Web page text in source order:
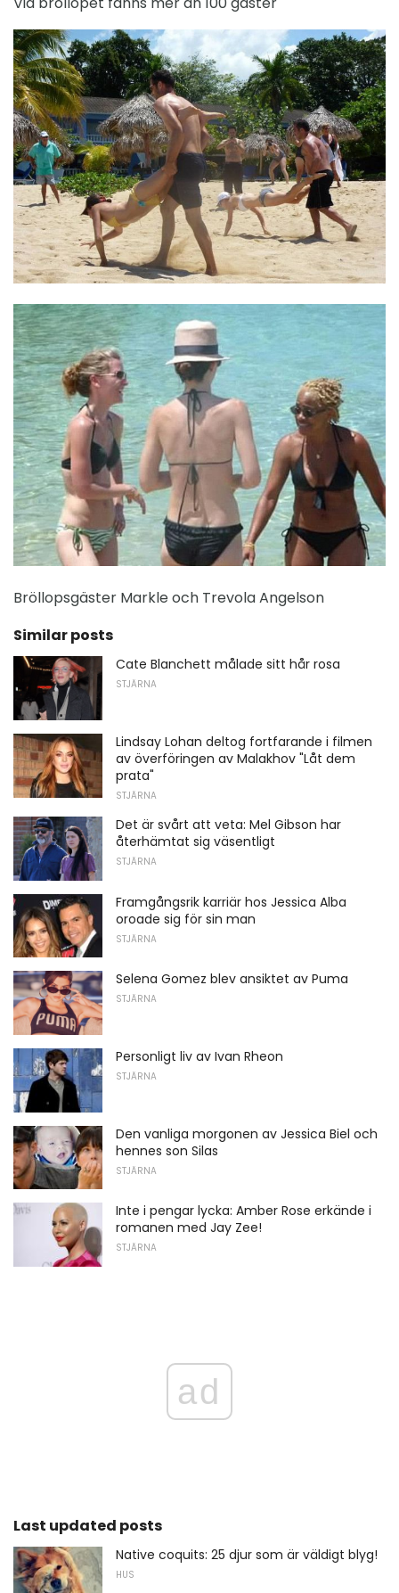
Bröllopsgäster Markle och Trevola Angelson
Similar posts
Cate Blanchett målade sitt hår rosa
STJÄRNA
Lindsay Lohan deltog fortfarande i filmen
av överföringen av Malakhov "Låt dem
prata"
STJÄRNA
Det är svårt att veta: Mel Gibson har
återhämtat sig väsentligt
STJÄRNA
Framgångsrik karriär hos Jessica Alba
oroade sig för sin man
STJÄRNA
Selena Gomez blev ansiktet av Puma
STJÄRNA
Personligt liv av Ivan Rheon
STJÄRNA
Den vanliga morgonen av Jessica Biel och
hennes son Silas
STJÄRNA
Inte i pengar lycka: Amber Rose erkände i
romanen med Jay Zee!
STJÄRNA
ad
Last updated posts
Native coquits: 25 djur som är väldigt blyg!
HUS